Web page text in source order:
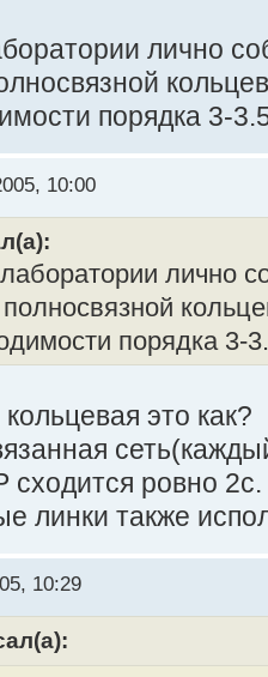
лично
порядка 3-
10:00
лично
порядка 3-
это как?
сходится ровно
линки также
10:29